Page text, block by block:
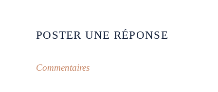
POSTER UNE RÉPONSE